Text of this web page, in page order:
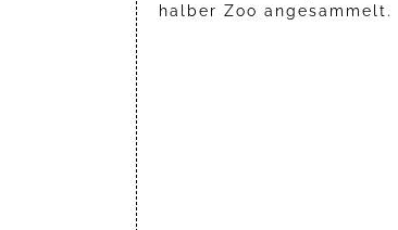
halber Zoo angesammelt.